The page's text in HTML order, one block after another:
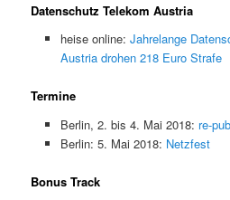
Datenschutz Telekom Austria
heise online: Jahrelange
Austria drohen 218 Euro Strafe
Termine
Berlin, 2. bis 4. Mai 2018: re-
Berlin: 5. Mai 2018: Netzfest
Bonus Track